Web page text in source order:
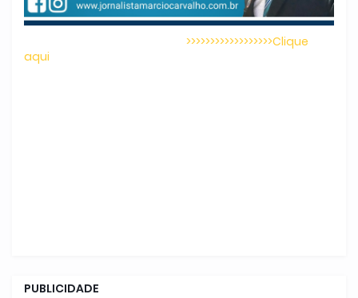
>>>>>>>>>>>>>>>>>>Clique
aqui
PUBLICIDADE